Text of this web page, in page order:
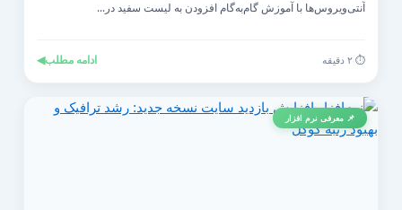
آنتی‌ویروس‌ها با آموزش گام‌به‌گام افزودن به لیست سفید در...
ادامه مطلب◀
📌 معرفی نرم افزار